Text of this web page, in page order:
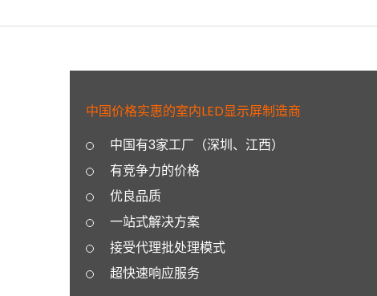
中国价格实惠的室内LED显示屏制造商
中国有3家工厂（深圳、江西）
有竞争力的价格
优良品质
一站式解决方案
接受代理批处理模式
超快速响应服务